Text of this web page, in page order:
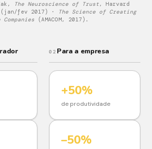
The Neuroscience of Trust, Harvard
(jan/fev 2017) ·
The Science of Creating
(AMACOM, 2017).
02 Para a empresa
+50%
de produtividade
–50%